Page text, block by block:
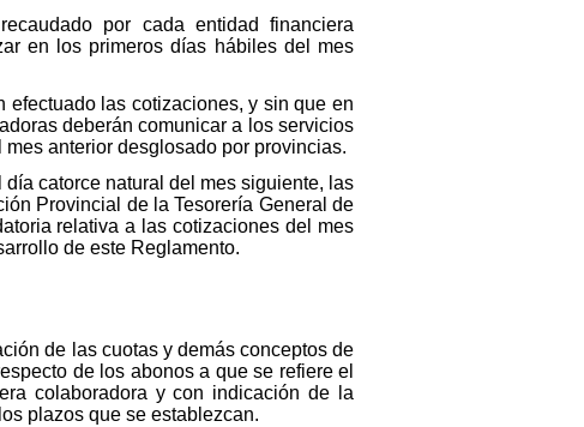
por cada entidad financiera
en los primeros días hábiles del mes
las cotizaciones, y sin que en
deberán comunicar a los servicios
anterior desglosado por provincias.
catorce natural del mes siguiente, las
Provincial de la Tesorería General de
relativa a las cotizaciones del mes
de este Reglamento.
de las cuotas y demás conceptos de
de los abonos a que se refiere el
colaboradora y con indicación de la
plazos que se establezcan.